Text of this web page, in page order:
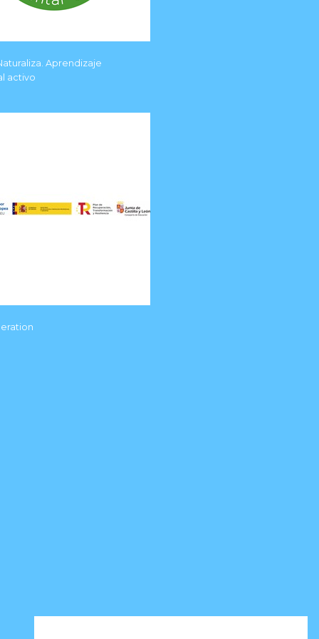
Aprendizaje
activo